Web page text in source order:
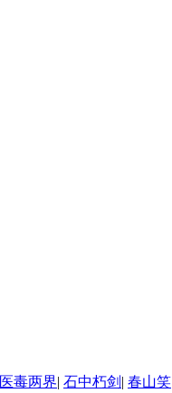
医毒两界| 石中朽剑 | 春山笑